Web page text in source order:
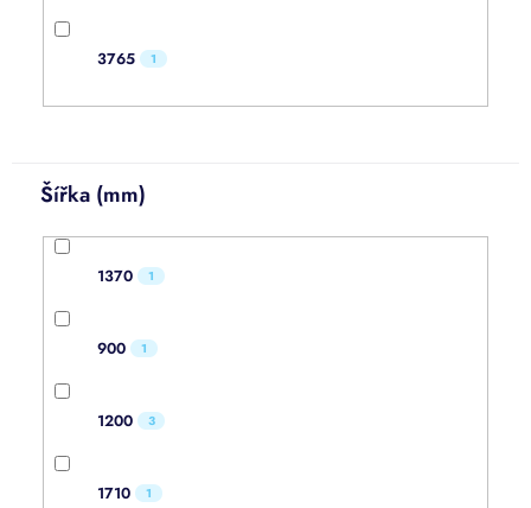
3765 1
Šířka (mm)
1370 1
900 1
1200 3
1710 1